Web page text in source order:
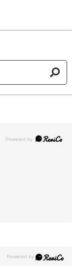
Powered by